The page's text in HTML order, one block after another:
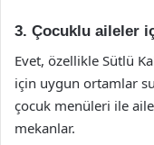
3. Çocuklu aileler
Evet, özellikle Sütlü
için uygun ortamlar
çocuk menüleri ile
mekanlar.